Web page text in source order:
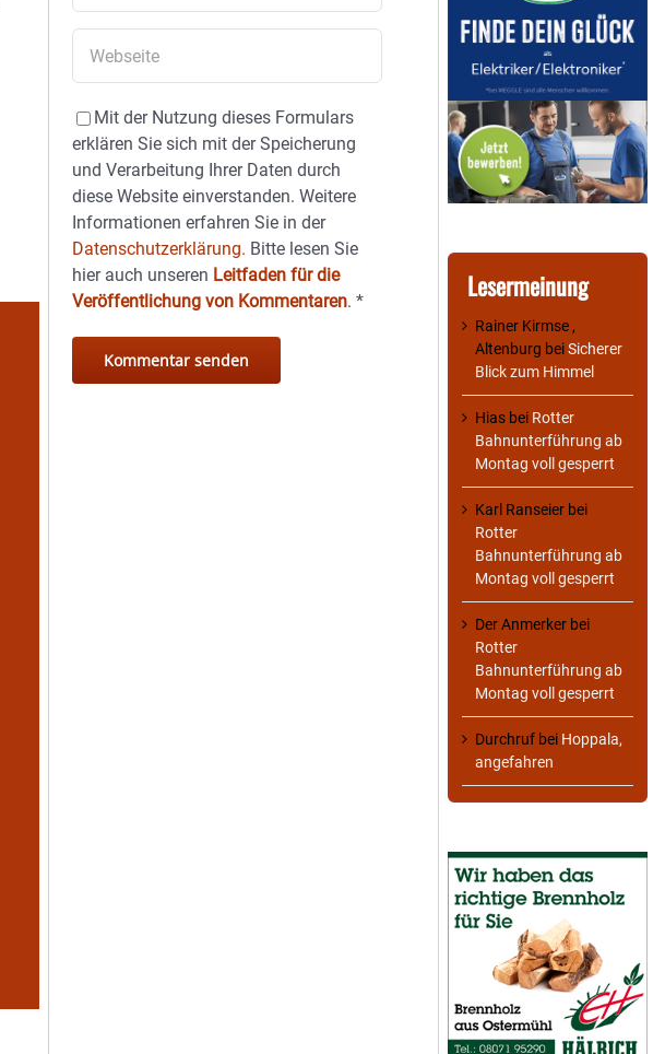
Mit der Nutzung dieses Formulars
erklären Sie sich mit der Speicherung
und Verarbeitung Ihrer Daten durch
diese Website einverstanden. Weitere
Informationen erfahren Sie in der
Datenschutzerklärung. Bitte lesen Sie
hier auch unseren Leitfaden für die
Veröffentlichung von Kommentaren.* Lesermeinung
Rainer Kirmse ,
Altenburg beiSicherer
Blick zum Himmel
Hias bei Rotter
Bahnunterführung ab
Montag voll gesperrt
Karl Ranseier bei
Rotter
Bahnunterführung ab
Montag voll gesperrt
Der Anmerker bei
Rotter
Bahnunterführung ab
Montag voll gesperrt
Durchruf bei Hoppala,
angefahren